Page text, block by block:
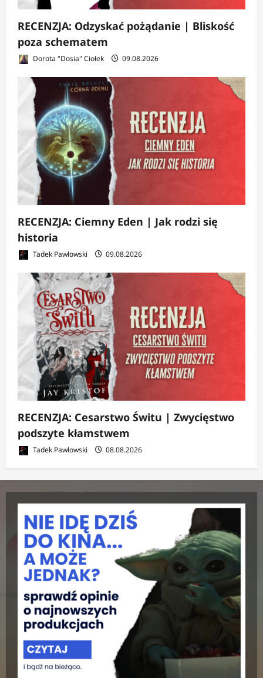
RECENZJA: Odzyskać pożądanie | Bliskość
poza schematem
Dorota "Dosia" Ciołek 09.08.2026
RECENZJA: Ciemny Eden | Jak rodzi się
historia
Tadek Pawłowski 09.08.2026
RECENZJA: Cesarstwo Świtu | Zwycięstwo
podszyte kłamstwem
Tadek Pawłowski 08.08.2026